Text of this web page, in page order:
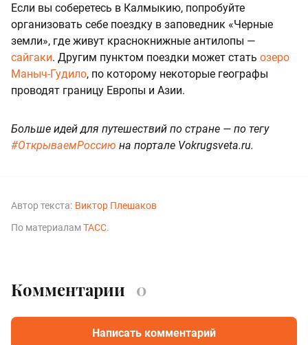
Если вы соберетесь в Калмыкию, попробуйте
организовать себе поездку в заповедник «Черные
земли», где живут краснокнижные антилопы —
сайгаки. Другим пунктом поездки может стать озеро
Маныч-Гудило, по которому некоторые географы
проводят границу Европы и Азии.
Больше идей для путешествий по стране — по тегу
#ОткрываемРоссию на портале Vokrugsveta.ru.
Автор текста: Виктор Плешаков
По материаламТАСС.
Комментарии 0
Написать комментарий